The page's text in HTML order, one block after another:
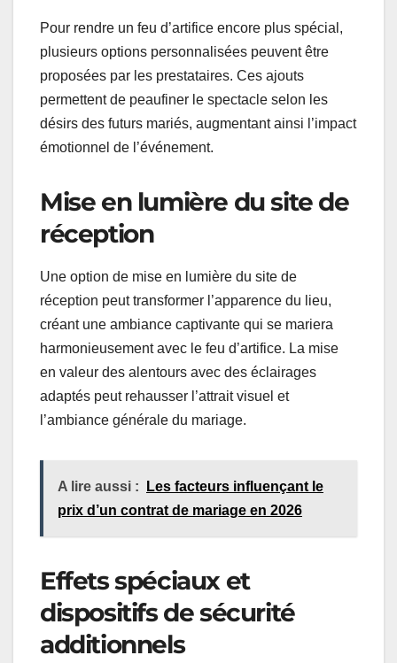
Pour rendre un feu d’artifice encore plus spécial,
plusieurs options personnalisées peuvent être
proposées par les prestataires. Ces ajouts
permettent de peaufiner le spectacle selon les
désirs des futurs mariés, augmentant ainsi l’impact
émotionnel de l’événement.
Mise en lumière du site de
réception
Une option de mise en lumière du site de
réception peut transformer l’apparence du lieu,
créant une ambiance captivante qui se mariera
harmonieusement avec le feu d’artifice. La mise
en valeur des alentours avec des éclairages
adaptés peut rehausser l’attrait visuel et
l’ambiance générale du mariage.
A lire aussi :
Les facteurs influençant le
prix d’un contrat de mariage en 2026
Effets spéciaux et
dispositifs de sécurité
additionnels